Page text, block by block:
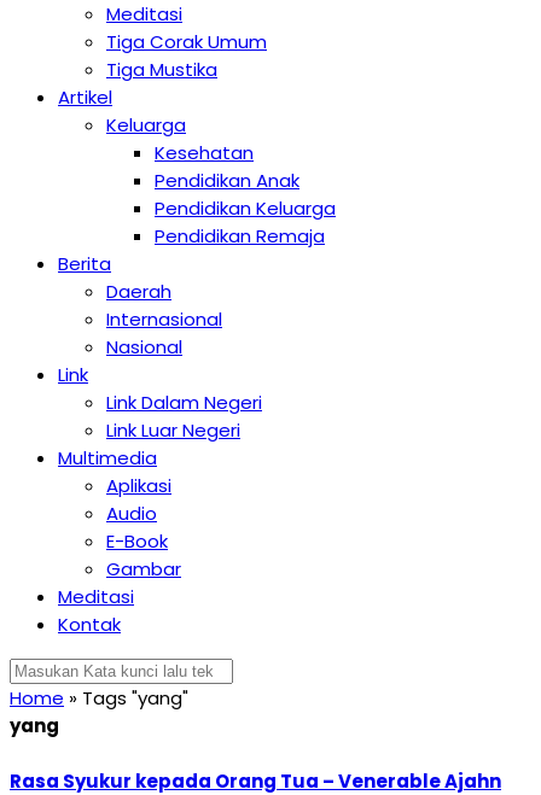
Meditasi
Tiga Corak Umum
Tiga Mustika
Artikel
Keluarga
Kesehatan
Pendidikan Anak
Pendidikan Keluarga
Pendidikan Remaja
Berita
Daerah
Internasional
Nasional
Link
Link Dalam Negeri
Link Luar Negeri
Multimedia
Aplikasi
Audio
E-Book
Gambar
Meditasi
Kontak
Home » Tags "yang"
yang
Rasa Syukur kepada Orang Tua – Venerable Ajahn